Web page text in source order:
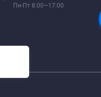
Пн-Пт 8:00—17:00